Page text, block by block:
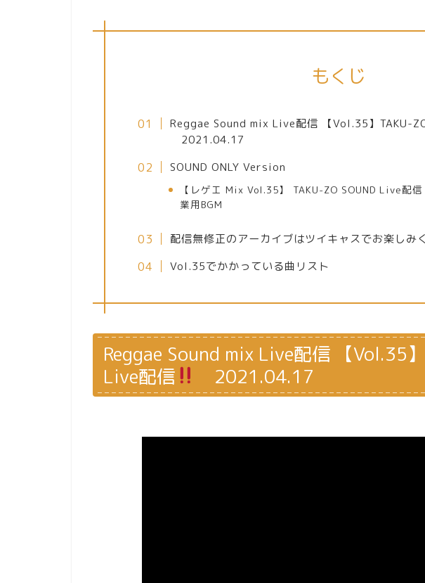
もくじ
Reggae Sound​ mix Live配信 【Vol.35】TAKU-
2021.04.17
SOUND ONLY Version
【レゲエ Mix Vol.35】 TAKU-ZO SOUND Live配
業用BGM
配信無修正のアーカイブはツイキャスでお楽しみ
Vol.35でかかっている曲リスト
Reggae Sound​ mix Live配信 【Vol.35
Live配信
2021.04.17